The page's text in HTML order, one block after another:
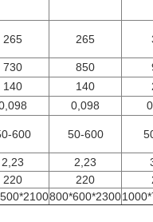
265 265
730 850
140 140
0,098
600 50-600
2,23 2,23
220 220
800*600*2300